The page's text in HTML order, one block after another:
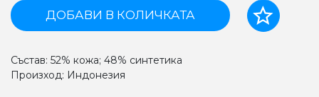
ДОБАВИ В КОЛИЧКАТА
Състав: 52% кожа; 48% синтетика
Произход: Индонезия